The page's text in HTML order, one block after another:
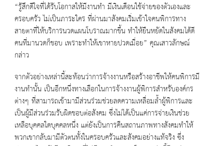
“รู้สึกดีใจที่ได้รับโอกาสให้มีงานทำ มีเงินเดือนใช้จ่ายของตัวเองและ
ครอบครัว ไม่เป็นภาระใคร ที่ผ่านมาสังคมเริ่มเข้าใจคนพิการทาง
สายตาที่ให้บริการนวดแผนโบราณมากขึ้น ทำให้ยืนหยัดในสังคมได้ดี
คนที่มานวดก็ชอบ เพราะทำให้เขาหายปวดเมื่อย” คุณเสาวลักษณ์
กล่าว
จากตัวอย่างเหล่านี้สะท้อนว่าการจ้างงานหรือสร้างอาชีพให้คนพิการมี
งานทำนั้น เป็นอีกหนึ่งทางเลือกในการจ้างงานผู้พิการสำหรับองค์กร
ต่างๆ ที่สามารถเข้ามามีส่วนร่วมช่วยลดความเหลื่อมล้ำผู้พิการและ
เป็นผู้มีส่วนร่วมรับผิดชอบต่อสังคม ซึ่งไม่ได้เป็นแค่การจ่ายเงินช่วย
เหลือบุคคลใดบุคคลหนึ่ง แต่ยังเป็นการคืนสถานภาพทางสังคมทำให้
พวกเขากลับมามีตัวตนทั้งในครอบครัวและสังคมอย่างแท้จริง ซึ่ง